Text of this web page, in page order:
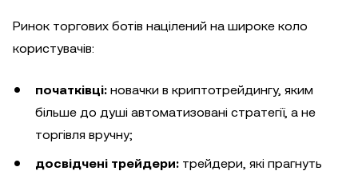
Ринок торгових ботів націлений на широке коло
користувачів:
початківці: новачки в криптотрейдингу, яким
більше до душі автоматизовані стратегії, а не
торгівля вручну;
досвідчені трейдери: трейдери, які прагнуть